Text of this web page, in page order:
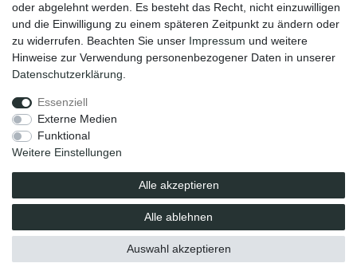
Unsere Vorteile
kostenloser Versand ab 70 EUR
30 Tage Rückgaberecht
oder abgelehnt werden. Es besteht das Recht, nicht einzuwilligen
und die Einwilligung zu einem späteren Zeitpunkt zu ändern oder
zu widerrufen. Beachten Sie unser Impressum und weitere
Hinweise zur Verwendung personenbezogener Daten in unserer
Daten­schutz­erklärung
Essenziell
Externe Medien
Funktional
Weitere Einstellungen
Alle akzeptieren
Alle ablehnen
Auswahl akzeptieren
Impressum
Vertrag widerrufen
© elavita GmbH. Alle Rechte vorbehalten.